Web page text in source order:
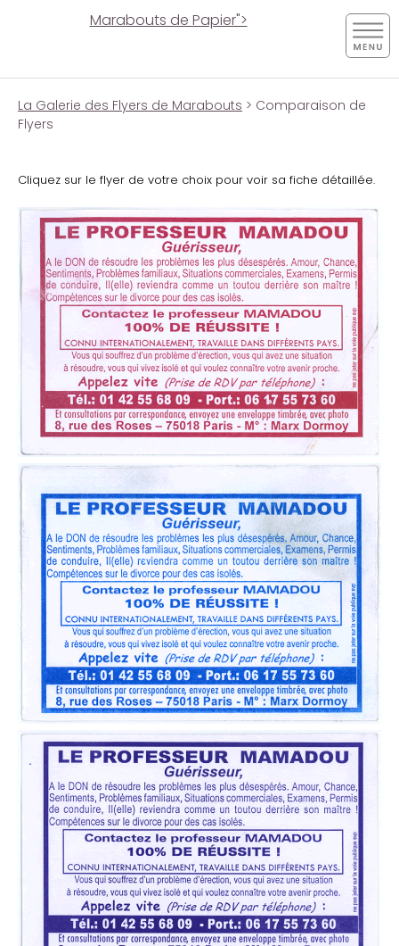
Marabouts de Papier">
La Galerie des Flyers de Marabouts > Comparaison de
Flyers
Cliquez sur le flyer de votre choix pour voir sa fiche détaillée.